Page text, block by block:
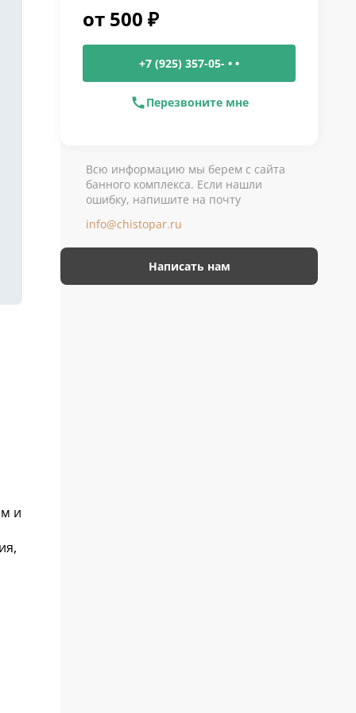
и
от 500 ₽
+7 (925) 357-05- • •
Перезвоните мне
Всю информацию мы берем с сайта
банного комплекса. Если нашли
ошибку, напишите на почту
info@chistopar.ru
Написать нам